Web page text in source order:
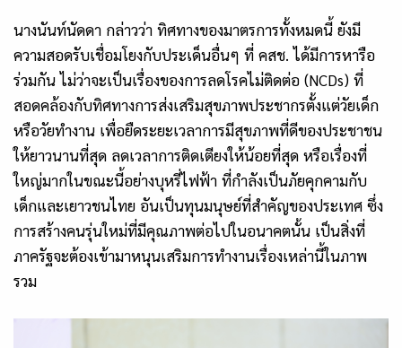
นางนันท์นัดดา กล่าวว่า ทิศทางของมาตรการทั้งหมดนี้ ยังมี
ความสอดรับเชื่อมโยงกับประเด็นอื่นๆ ที่ คสช. ได้มีการหารือ
ร่วมกัน ไม่ว่าจะเป็นเรื่องของการลดโรคไม่ติดต่อ (NCDs) ที่
สอดคล้องกับทิศทางการส่งเสริมสุขภาพประชากรตั้งแต่วัยเด็ก
หรือวัยทำงาน เพื่อยืดระยะเวลาการมีสุขภาพที่ดีของประชาชน
ให้ยาวนานที่สุด ลดเวลาการติดเตียงให้น้อยที่สุด หรือเรื่องที่
ใหญ่มากในขณะนี้อย่างบุหรี่ไฟฟ้า ที่กำลังเป็นภัยคุกคามกับ
เด็กและเยาวชนไทย อันเป็นทุนมนุษย์ที่สำคัญของประเทศ ซึ่ง
การสร้างคนรุ่นใหม่ที่มีคุณภาพต่อไปในอนาคตนั้น เป็นสิ่งที่
ภาครัฐจะต้องเข้ามาหนุนเสริมการทำงานเรื่องเหล่านี้ในภาพ
รวม